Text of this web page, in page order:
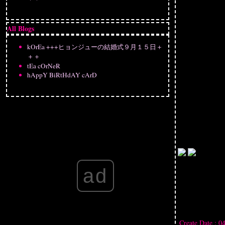
All Blogs
kOrEa +++ヒョンジューの結婚式９月１５日＋
＋＋
tEa cOrNeR
hAppY BiRtHdAY cArD
ad
Create Date :